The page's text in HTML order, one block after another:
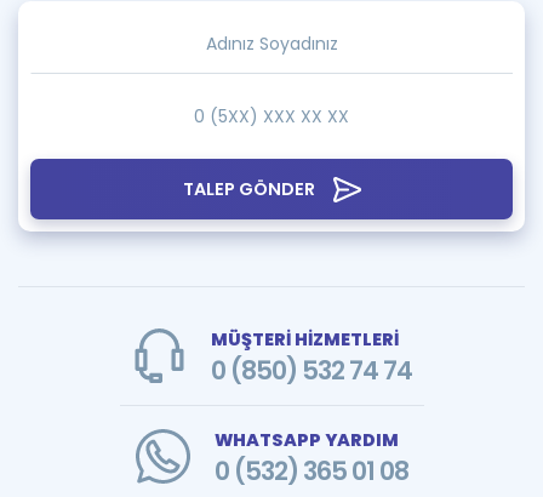
TALEP GÖNDER
MÜŞTERİ HİZMETLERİ
0 (850) 532 74 74
WHATSAPP YARDIM
0 (532) 365 01 08